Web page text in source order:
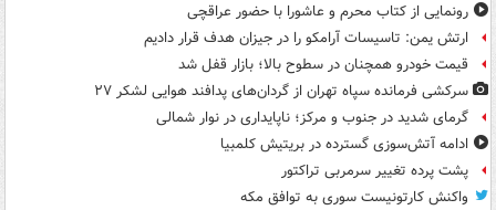
رونمایی از کتاب محرم و عاشورا با حضور عراقچی
ارتش یمن: تاسیسات آرامکو را در جیزان هدف قرار دادیم
قیمت خودرو همچنان در سطوح بالا؛ بازار قفل شد
سرکشی فرمانده سپاه تهران از گردان‌های پدافند هوایی لشکر ۲۷
گرمای شدید در جنوب و مرکز؛ ناپایداری در نوار شمالی
ادامه آتش‌سوزی گسترده در بریتیش کلمبیا
پشت پرده تغییر سرمربی تراکتور
واکنش کارتونیست سوری به توافق مکه